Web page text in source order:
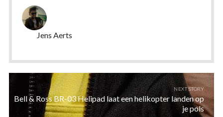
Jens Aerts
NEXT STORY
Bell & Ross BR-03 Helipad laat een helikopter landen op
je pols